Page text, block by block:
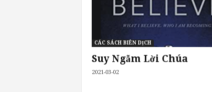
CÁC SÁCH BIÊN DỊCH
Suy Ngẫm Lời Chúa
2021-03-02